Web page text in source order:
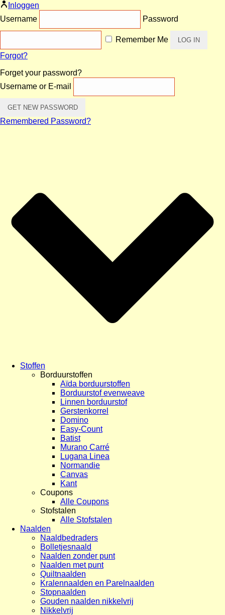
Inloggen
Username
Password
Remember Me
Forgot?
Forget your password?
Username or E-mail
Remembered Password?
Stoffen
Borduurstoffen
Aïda borduurstoffen
Borduurstof evenweave
Linnen borduurstof
Gerstenkorrel
Domino
Easy-Count
Batist
Murano Carré
Lugana Linea
Normandie
Canvas
Kant
Coupons
Alle Coupons
Stofstalen
Alle Stofstalen
Naalden
Naaldbedraders
Bolletjesnaald
Naalden zonder punt
Naalden met punt
Quiltnaalden
Kralennaalden en Parelnaalden
Stopnaalden
Gouden naalden nikkelvrij
Nikkelvrij